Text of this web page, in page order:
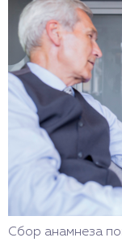
Сбор анамнеза